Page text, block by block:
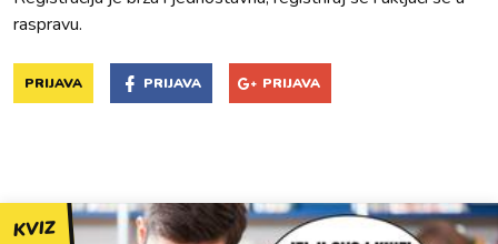
raspravu.
PRIJAVA PRIJAVA PRIJAVA
KVIZ